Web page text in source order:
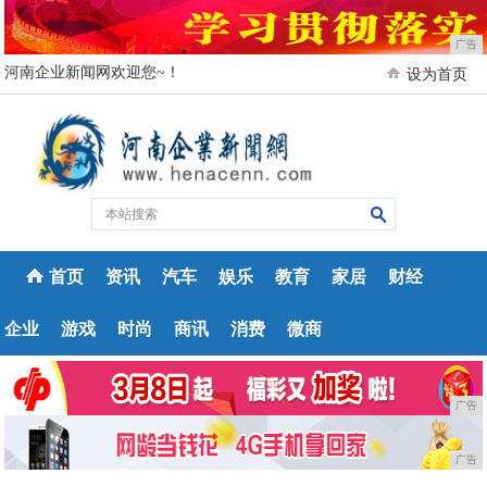
广告
河南企业新闻网欢迎您~！ 设为首页
首页 资讯 汽车 娱乐 教育 家居 财经
企业 游戏 时尚 商讯 消费 微商
广告
广告